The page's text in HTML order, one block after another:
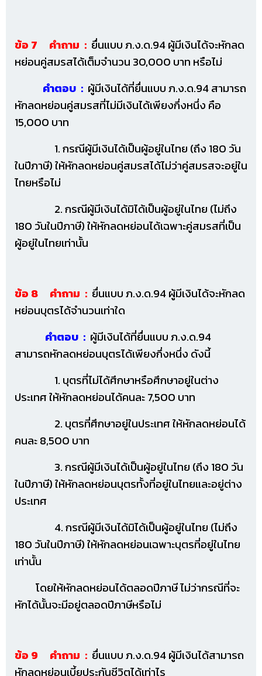
ข้อ 7 คำถาม : ยื่นแบบ ภ.ง.ด.94 ผู้มีเงินได้จะหักลด
หย่อนคู่สมรสได้เต็มจำนวน 30,000 บาท หรือไม่
คำตอบ : ผู้มีเงินได้ที่ยื่นแบบ ภ.ง.ด.94 สามารถ
หักลดหย่อนคู่สมรสที่ไม่มีเงินได้เพียงกึ่งหนึ่ง คือ
15,000 บาท
1. กรณีผู้มีเงินได้เป็นผู้อยู่ในไทย (ถึง 180 วัน
ในปีภาษี) ให้หักลดหย่อนคู่สมรสได้ไม่ว่าคู่สมรสจะอยู่ใน
ไทยหรือไม่
2. กรณีผู้มีเงินได้มิได้เป็นผู้อยู่ในไทย (ไม่ถึง
180 วันในปีภาษี) ให้หักลดหย่อนได้เฉพาะคู่สมรสที่เป็น
ผู้อยู่ในไทยเท่านั้น
ข้อ 8 คำถาม : ยื่นแบบ ภ.ง.ด.94 ผู้มีเงินได้จะหักลด
หย่อนบุตรได้จำนวนเท่าใด
คำตอบ : ผู้มีเงินได้ที่ยื่นแบบ ภ.ง.ด.94
สามารถหักลดหย่อนบุตรได้เพียงกึ่งหนึ่ง ดังนี้
1. บุตรที่ไม่ได้ศึกษาหรือศึกษาอยู่ในต่าง
ประเทศ ให้หักลดหย่อนได้คนละ 7,500 บาท
2. บุตรที่ศึกษาอยู่ในประเทศ ให้หักลดหย่อนได้
คนละ 8,500 บาท
3. กรณีผู้มีเงินได้เป็นผู้อยู่ในไทย (ถึง 180 วัน
ในปีภาษี) ให้หักลดหย่อนบุตรทั้งที่อยู่ในไทยและอยู่ต่าง
ประเทศ
4. กรณีผู้มีเงินได้มิได้เป็นผู้อยู่ในไทย (ไม่ถึง
180 วันในปีภาษี) ให้หักลดหย่อนเฉพาะบุตรที่อยู่ในไทย
เท่านั้น
โดยให้หักลดหย่อนได้ตลอดปีภาษี ไม่ว่ากรณีที่จะ
หักได้นั้นจะมีอยู่ตลอดปีภาษีหรือไม่
ข้อ 9 คำถาม : ยื่นแบบ ภ.ง.ด.94 ผู้มีเงินได้สามารถ
หักลดหย่อนเบี้ยประกันชีวิตได้เท่าไร